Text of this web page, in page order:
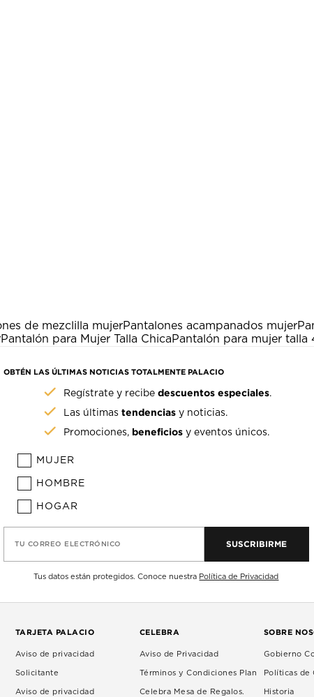
de mezclilla mujerPantalones acampanados mujer
Pantalón para Mujer Talla ChicaPantalón para mujer talla
OBTÉN LAS ÚLTIMAS NOTICIAS TOTALMENTE PALACIO
Regístrate y recibedescuentos especiales.
Las últimastendencias y noticias.
Promociones, beneficios y eventos únicos.
MUJER
HOMBRE
HOGAR
TU CORREO ELECTRÓNICO SUSCRIBIRME
Tus datos están protegidos. Conoce nuestra Política de Privacidad
TARJETA PALACIO
Aviso de privacidad
Solicitante
Aviso de privacidad
CELEBRA
Aviso de Privacidad
Términos y Condiciones Plan
Celebra Mesa de Regalos.
SOBRE
Gobierno
Políticas de
Historia